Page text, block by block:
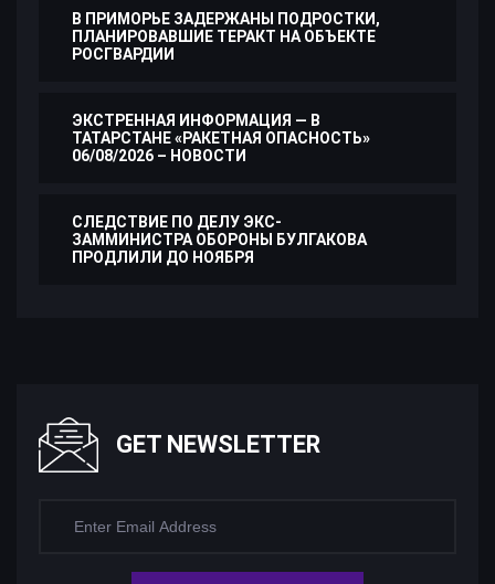
В ПРИМОРЬЕ ЗАДЕРЖАНЫ ПОДРОСТКИ,
ПЛАНИРОВАВШИЕ ТЕРАКТ НА ОБЪЕКТЕ
РОСГВАРДИИ
ЭКСТРЕННАЯ ИНФОРМАЦИЯ — В
ТАТАРСТАНЕ «РАКЕТНАЯ ОПАСНОСТЬ»
06/08/2026 – НОВОСТИ
СЛЕДСТВИЕ ПО ДЕЛУ ЭКС-
ЗАММИНИСТРА ОБОРОНЫ БУЛГАКОВА
ПРОДЛИЛИ ДО НОЯБРЯ
GET NEWSLETTER